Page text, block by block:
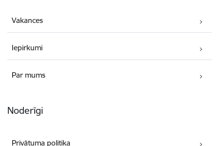
Vakances
Iepirkumi
Par mums
Noderīgi
Privātuma politika